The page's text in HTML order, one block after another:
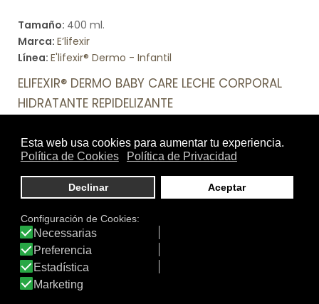
Tamaño: 400 ml.
Marca: E’lifexir
Línea: E'lifexir® Dermo - Infantil
ELIFEXIR® DERMO BABY CARE LECHE CORPORAL
HIDRATANTE REPIDELIZANTE
irritación para aportar una sensación de confort y
bienestar a la piel sensible. La hidratación que tu bebé
necesita para una piel sana. Con ingredientes de origen
natural certificados.
Ver producto